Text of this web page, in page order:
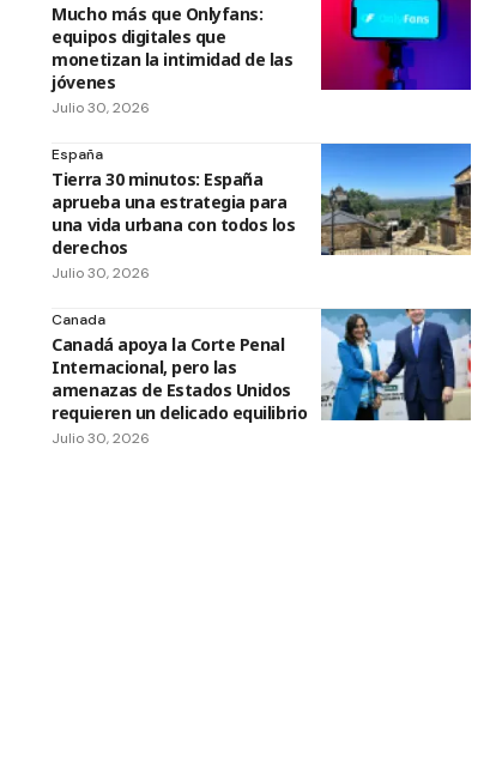
Mucho más que Onlyfans:
equipos digitales que
monetizan la intimidad de las
jóvenes
Julio 30, 2026
España
Tierra 30 minutos: España
aprueba una estrategia para
una vida urbana con todos los
derechos
Julio 30, 2026
Canada
Canadá apoya la Corte Penal
Internacional, pero las
amenazas de Estados Unidos
requieren un delicado equilibrio
Julio 30, 2026